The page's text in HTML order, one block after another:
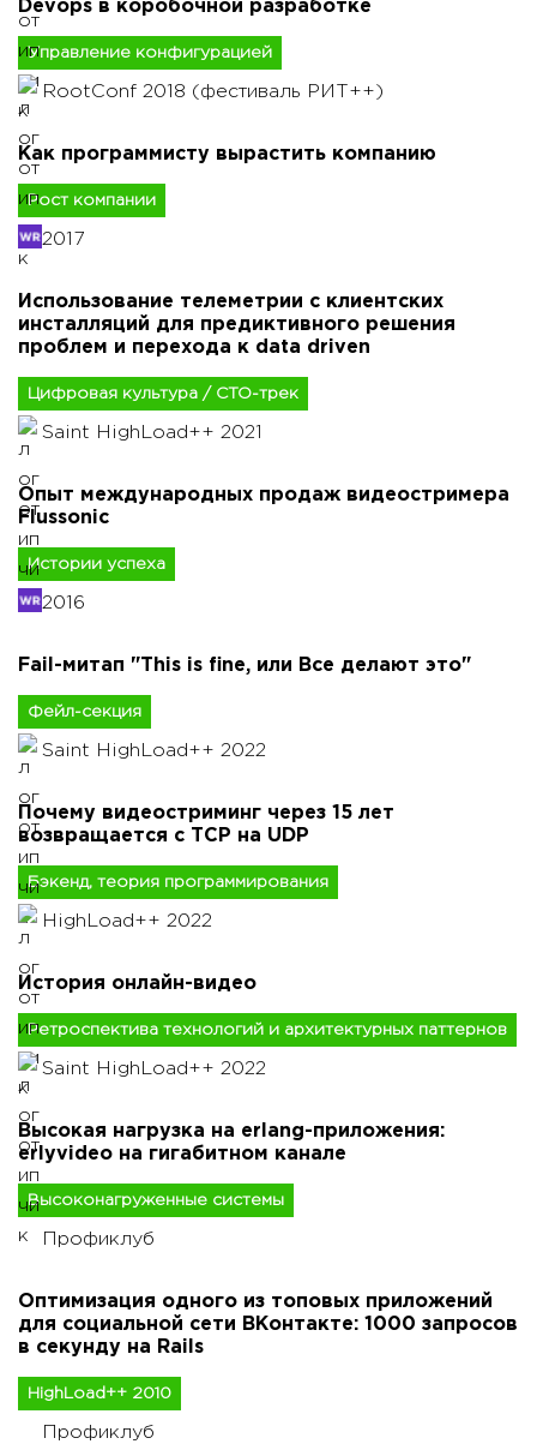
Devops в коробочной разработке
Управление конфигурацией
RootConf 2018 (фестиваль РИТ++)
Как программисту вырастить компанию
Рост компании
2017
Использование телеметрии с клиентских
инсталляций для предиктивного решения
проблем и перехода к data driven
Цифровая культура / CTO-трек
Saint HighLoad++ 2021
Опыт международных продаж видеостримера
Flussonic
Истории успеха
2016
Fail-митап "This is fine, или Все делают это"
Фейл-секция
Saint HighLoad++ 2022
Почему видеостриминг через 15 лет
возвращается с TCP на UDP
Бэкенд, теория программирования
HighLoad++ 2022
История онлайн-видео
Ретроспектива технологий и архитектурных паттернов
Saint HighLoad++ 2022
Высокая нагрузка на erlang-приложения:
erlyvideo на гигабитном канале
Высоконагруженные системы
Профиклуб
Оптимизация одного из топовых приложений
для социальной сети ВКонтакте: 1000 запросов
в секунду на Rails
HighLoad++ 2010
Профиклуб